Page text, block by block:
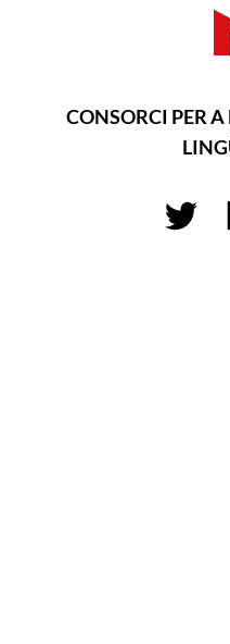
CONSORCI PER